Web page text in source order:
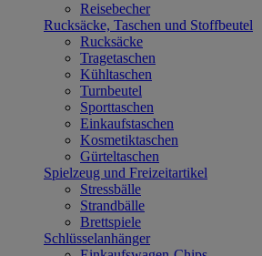
Reisebecher
Rucksäcke, Taschen und Stoffbeutel
Rucksäcke
Tragetaschen
Kühltaschen
Turnbeutel
Sporttaschen
Einkaufstaschen
Kosmetiktaschen
Gürteltaschen
Spielzeug und Freizeitartikel
Stressbälle
Strandbälle
Brettspiele
Schlüsselanhänger